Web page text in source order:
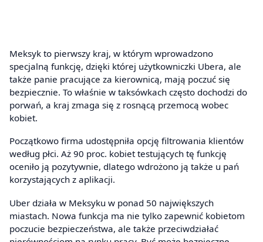
Meksyk to pierwszy kraj, w którym wprowadzono
specjalną funkcję, dzięki której użytkowniczki Ubera, ale
także panie pracujące za kierownicą, mają poczuć się
bezpiecznie. To właśnie w taksówkach często dochodzi do
porwań, a kraj zmaga się z rosnącą przemocą wobec
kobiet.
Początkowo firma udostępniła opcję filtrowania klientów
według płci. Aż 90 proc. kobiet testujących tę funkcję
oceniło ją pozytywnie, dlatego wdrożono ją także u pań
korzystających z aplikacji.
Uber działa w Meksyku w ponad 50 największych
miastach. Nowa funkcja ma nie tylko zapewnić kobietom
poczucie bezpieczeństwa, ale także przeciwdziałać